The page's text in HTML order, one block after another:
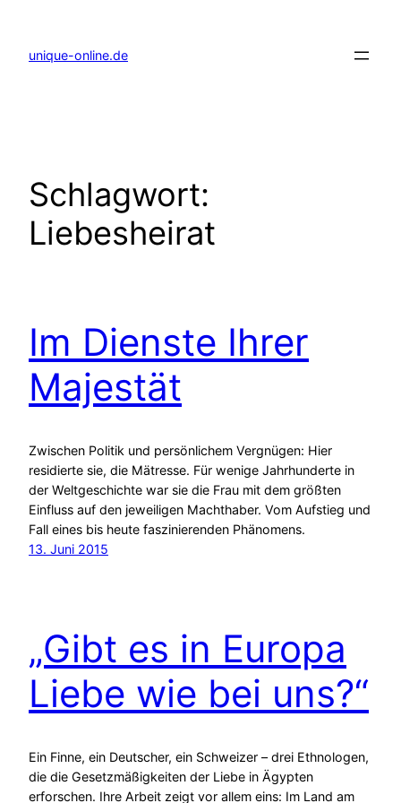
springen
unique-online.de
Schlagwort:
Liebesheirat
Im Dienste Ihrer
Majestät
Zwischen Politik und persönlichem Vergnügen: Hier
residierte sie, die Mätresse. Für wenige Jahrhunderte in
der Weltgeschichte war sie die Frau mit dem größten
Einfluss auf den jeweiligen Machthaber. Vom Aufstieg und
Fall eines bis heute faszinierenden Phänomens.
13. Juni 2015
„Gibt es in Europa
Liebe wie bei uns?“
Ein Finne, ein Deutscher, ein Schweizer – drei Ethnologen,
die die Gesetzmäßigkeiten der Liebe in Ägypten
erforschen. Ihre Arbeit zeigt vor allem eins: Im Land am